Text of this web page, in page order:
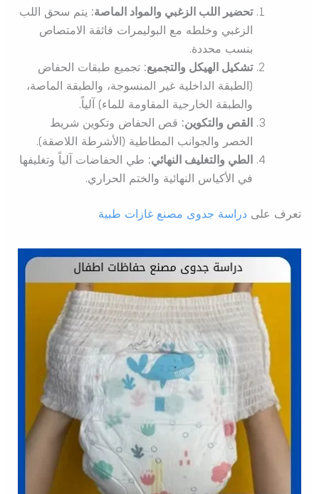
تحضير اللب الزغبي والمواد الماصة:يتم سحق اللب
الزغبي وخلطه مع البوليمرات فائقة الامتصاص
بنسب محددة.
تشكيل الهيكل والتجميع:تجميع طبقات الحفاض
(الطبقة الداخلية غير المنسوجة، والطبقة الماصة،
والطبقة الخارجية المقاومة للماء) آلياً.
القص والتكوين:قص الحفاض وتكوين شريط
الخصر والجوانب المطاطية (الأشرطة اللاصقة).
الطي والتغليف النهائي:طي الحفاضات آلياً وتغليفها
في الأكياس النهائية والختم الحراري.
تعرف على دراسة جدوى مصنع غازات طبية